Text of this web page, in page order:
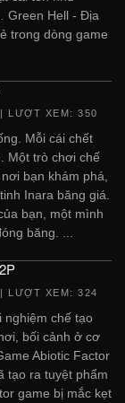
Green Hell - Địa
trong dòng game
| LƯỢT XEM: 350
Mỗi cái chết
Một trò chơi chế
bạn khám phá,
Inara băng giá.
bạn, một mình
băng. ...
| LƯỢT XEM: 324
nghiệm chế tạo
bối cảnh ở cơ
Abiotic Factor
tạo ra tuyệt phẩm
game bị mắc kẹt